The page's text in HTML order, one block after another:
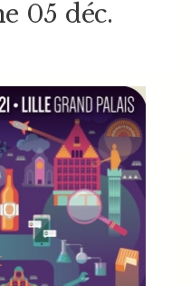
05 déc.